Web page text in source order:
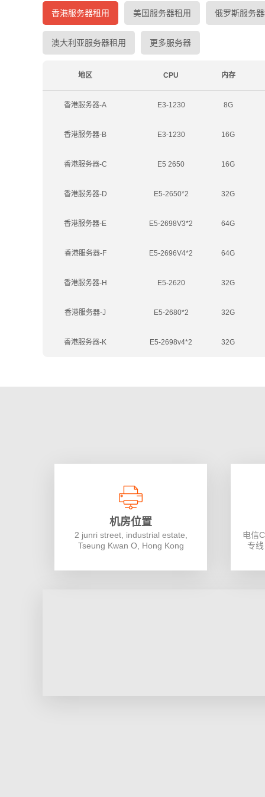
香港服务器租用 美国服务器租用 俄罗斯服务
澳大利亚服务器租用 更多服务器
地区 CPU 内存
香港服务器-A E3-1230 8G
香港服务器-B E3-1230 16G
香港服务器-C E5 2650 16G
香港服务器-D E5-2650*2 32G
香港服务器-E E5-2698V3*2 64G
香港服务器-F E5-2696V4*2 64G
香港服务器-H E5-2620 32G
香港服务器-J E5-2680*2 32G
香港服务器-K E5-2698v4*2 32G
机房位置
2 junri street, industrial estate,
Tseung Kwan O, Hong Kong
电信
专